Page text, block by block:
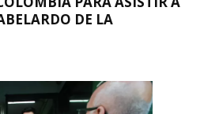
DE LA